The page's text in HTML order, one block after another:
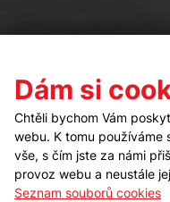
Kontakt
Dám si
Chtěli bychom Vám
webu. K tomu používáme
vše, s čím jste za námi
provoz webu a neustále
Seznam souborů cookies